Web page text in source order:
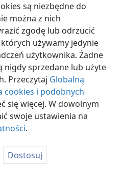
są niezbędne do
można z nich
zgodę lub odrzucić
używamy jedynie
użytkownika. Żadne
nigdy sprzedane lub użyte
Przeczytaj Globalną
cookies i podobnych
się więcej. W dowolnym
swoje ustawienia na
.
Dostosuj
Ustawienia
and Tract Society of Pennsylvania
prywatności
Zaloguj